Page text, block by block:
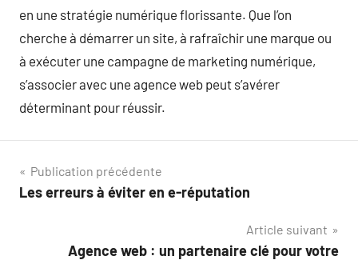
en une stratégie numérique florissante. Que l’on
cherche à démarrer un site, à rafraîchir une marque ou
à exécuter une campagne de marketing numérique,
s’associer avec une agence web peut s’avérer
déterminant pour réussir.
Navigation
de
Publication précédente
Les erreurs à éviter en e-réputation
Article suivant
Agence web : un partenaire clé pour votre